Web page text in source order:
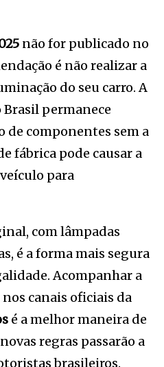
não for publicado no
é não realizar a
do seu carro. A
permanece
de componentes sem a
fábrica pode causar a
para
com lâmpadas
é a forma mais segura
Acompanhar a
canais oficiais da
é a melhor maneira de
regras passarão a
brasileiros.